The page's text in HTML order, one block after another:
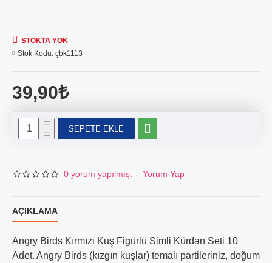
0 yorum yapılmış. - Yorum Yap
39,90₺
STOKTA YOK
Stok Kodu: çbk1113
SEPETE EKLE
AÇIKLAMA
Angry Birds Kırmızı Kuş Figürlü Simli Kürdan Seti 10
Adet. Angry Birds (kızgın kuşlar) temalı partileriniz, doğum